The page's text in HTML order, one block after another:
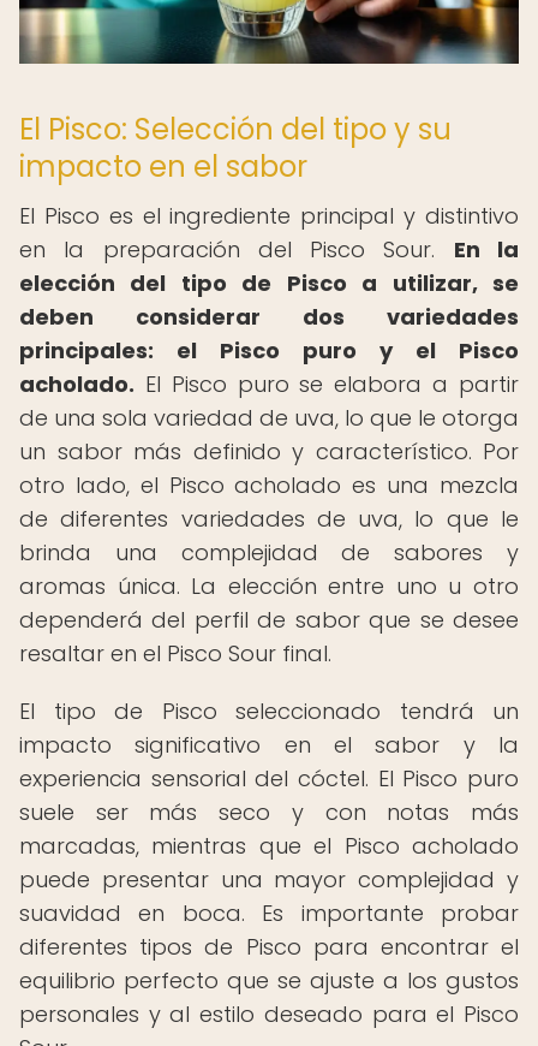
El Pisco: Selección del tipo y su
impacto en el sabor
El Pisco es el ingrediente principal y distintivo
en la preparación del Pisco Sour. En la
elección del tipo de Pisco a utilizar, se
deben considerar dos variedades
principales: el Pisco puro y el Pisco
acholado. El Pisco puro se elabora a partir
de una sola variedad de uva, lo que le otorga
un sabor más definido y característico. Por
otro lado, el Pisco acholado es una mezcla
de diferentes variedades de uva, lo que le
brinda una complejidad de sabores y
aromas única. La elección entre uno u otro
dependerá del perfil de sabor que se desee
resaltar en el Pisco Sour final.
El tipo de Pisco seleccionado tendrá un
impacto significativo en el sabor y la
experiencia sensorial del cóctel. El Pisco puro
suele ser más seco y con notas más
marcadas, mientras que el Pisco acholado
puede presentar una mayor complejidad y
suavidad en boca. Es importante probar
diferentes tipos de Pisco para encontrar el
equilibrio perfecto que se ajuste a los gustos
personales y al estilo deseado para el Pisco